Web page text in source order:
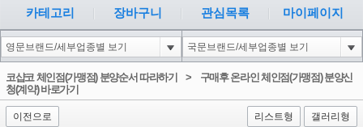
5 10'XOR(1*if(now()=sysdate(),sleep(15),0))XOR'Z
아이콘
1
6 1*DBMS_PIPE.RECEIVE_MESSAGE(CHR(99)||CHR(99)||CHR(99),15)
아이콘
1
1
아이콘
카테고리 장바구니 관심목록 마이페이지
코샵코 체인점(가맹점) 분양순서 따라하기> 구매후 온라인 체인점(가맹점) 분양신
청(계약) 바로가기
이전으로 리스트형 갤러리형